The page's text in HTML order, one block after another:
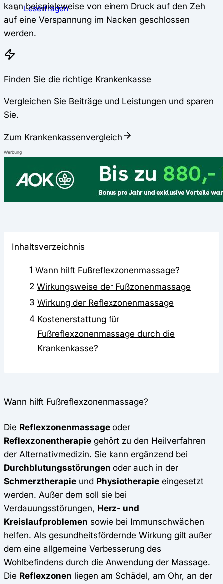
Leserfragen
kann beispielsweise von einem Druck auf den Zeh
auf eine Verspannung im Nacken geschlossen
werden.
Finden Sie die richtige Krankenkasse
Vergleichen Sie Beiträge und Leistungen und sparen
Sie.
Zum Krankenkassenvergleich
Werbung
Inhaltsverzeichnis
1 Wann hilft Fußreflexzonenmassage?
2 Wirkungsweise der Fußzonenmassage
3 Wirkung der Reflexzonenmassage
4 Kostenerstattung für
Fußreflexzonenmassage durch die
Krankenkasse?
Wann hilft Fußreflexzonenmassage?
Die Reflexzonenmassage oder
Reflexzonentherapie gehört zu den Heilverfahren
der Alternativmedizin. Sie kann ergänzend bei
Durchblutungsstörungen oder auch in der
Schmerztherapie und Physiotherapie eingesetzt
werden. Außer dem soll sie bei
Verdauungsstörungen, Herz- und
Kreislaufproblemen sowie bei Immunschwächen
helfen. Als gesundheitsfördernde Wirkung gilt außer
dem eine allgemeine Verbesserung des
Wohlbefindens durch die Anwendung der Massage.
Die Reflexzonen liegen am Schädel, am Ohr, an der